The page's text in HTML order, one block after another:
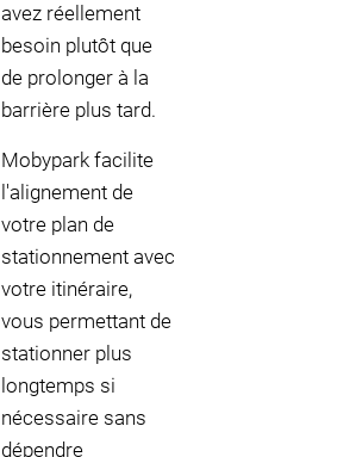
avez réellement
besoin plutôt que
de prolonger à la
barrière plus tard.
Mobypark facilite
l'alignement de
votre plan de
stationnement avec
votre itinéraire,
vous permettant de
stationner plus
longtemps si
nécessaire sans
dépendre